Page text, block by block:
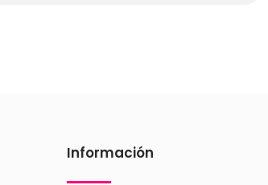
Información